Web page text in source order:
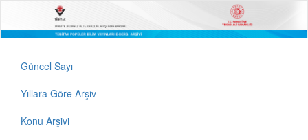
Güncel Sayı
Yıllara Göre Arşiv
Konu Arşivi